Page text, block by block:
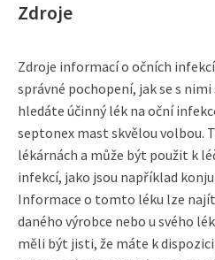
Zdroje
Zdroje informací o očních
správné pochopení, jak se s
hledáte účinný lék na oční
septonex mast skvělou volbou.
lékárnách a může být použit k
infekcí, jako jsou například
Informace o tomto léku lze
daného výrobce nebo u svého
měli být jisti, že máte k